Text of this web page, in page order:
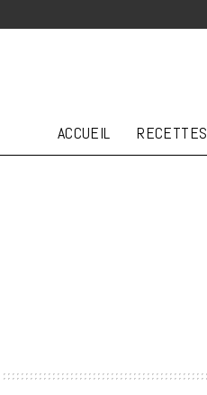
ACCUEIL RECETTES